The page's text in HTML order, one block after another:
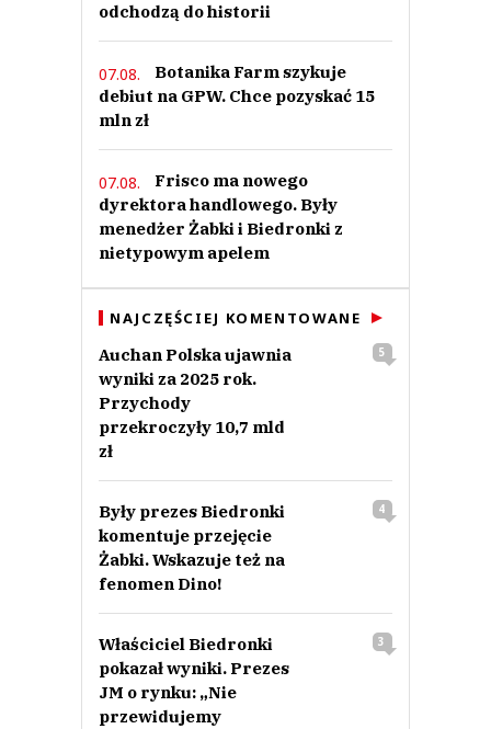
odchodzą do historii
07.08.
Botanika Farm szykuje
debiut na GPW. Chce pozyskać 15
mln zł
07.08.
Frisco ma nowego
dyrektora handlowego. Były
menedżer Żabki i Biedronki z
nietypowym apelem
NAJCZĘŚCIEJ KOMENTOWANE
Auchan Polska ujawnia
wyniki za 2025 rok.
Przychody
przekroczyły 10,7 mld
zł
5
Były prezes Biedronki
komentuje przejęcie
Żabki. Wskazuje też na
fenomen Dino!
4
Właściciel Biedronki
pokazał wyniki. Prezes
JM o rynku: „Nie
przewidujemy
3